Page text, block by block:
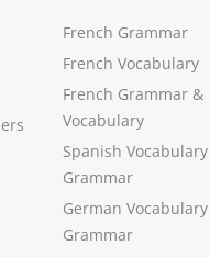
French Grammar
French Vocabulary
French Grammar &
Vocabulary
Spanish Vocabulary
Grammar
German Vocabulary
Grammar